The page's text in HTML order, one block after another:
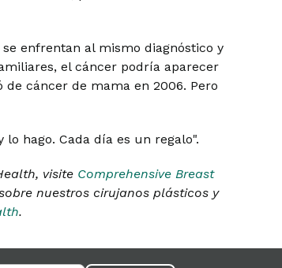
enfrentan al mismo diagnóstico y
el cáncer podría aparecer
cáncer de mama en 2006. Pero
hago. Cada día es un regalo".
visite Comprehensive Breast
nuestros cirujanos plásticos y
.